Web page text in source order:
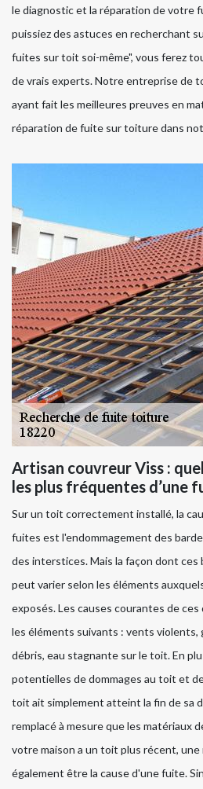
le diagnostic et la réparation de votre
puissiez des astuces en recherchant
fuites sur toit soi-même", vous ferez
de vrais experts. Notre entreprise de
ayant fait les meilleures preuves en
réparation de fuite sur toiture dans
Artisan couvreur Viss :
les plus fréquentes d’une
Sur un toit correctement installé, la
fuites est l'endommagement des
des interstices. Mais la façon dont
peut varier selon les éléments
exposés. Les causes courantes de
les éléments suivants : vents
débris, eau stagnante sur le toit. En
potentielles de dommages au toit et
toit ait simplement atteint la fin de sa
remplacé à mesure que les matériaux
votre maison a un toit plus récent,
également être la cause d'une fuite.